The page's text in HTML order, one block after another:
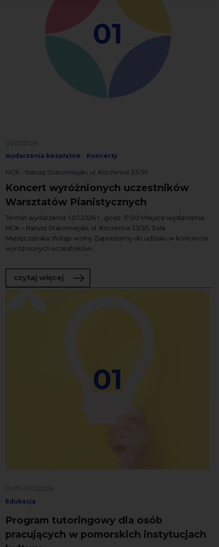
01
01/07/2026
wydarzenia bezpłatne Koncerty
NCK - Ratusz Staromiejski, ul. Korzenna 33/35
Koncert wyróżnionych uczestników
Warsztatów Pianistycznych
Termin wydarzenia: 1.07.2026 r., godz. 17:00 Miejsce wydarzenia:
NCK – Ratusz Staromiejski, ul. Korzenna 33/35, Sala
Mieszczańska Wstęp wolny Zapraszamy do udziału w koncercie
wyróżnionych uczestników...
czytaj więcej o Koncert wyróżnionych uczestników
01
01.07-30.11/2026
Edukacja
Program tutoringowy dla osób
pracujących w pomorskich instytucjach